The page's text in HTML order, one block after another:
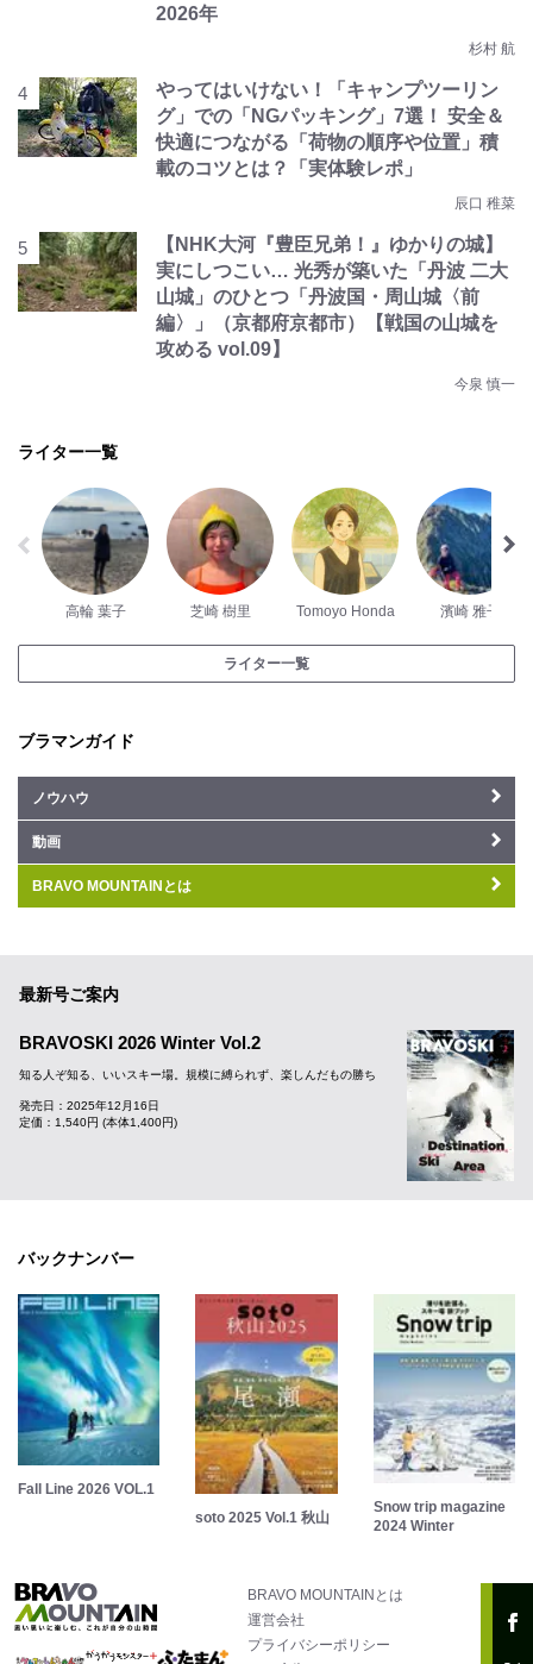
2026年
杉村 航
やってはいけない！「キャンプツーリン
グ」での「NGパッキング」7選！ 安全＆
快適につながる「荷物の順序や位置」積
載のコツとは？「実体験レポ」
辰口 稚菜
【NHK大河『豊臣兄弟！』ゆかりの城】
実にしつこい… 光秀が築いた「丹波 二大
山城」のひとつ「丹波国・周山城〈前
編〉」（京都府京都市）【戦国の山城を
攻める vol.09】
今泉 慎一
ライター一覧
高輪 葉子 芝崎 樹里 Tomoyo Honda 濱崎 雅子
ライター一覧
ブラマンガイド
ノウハウ
動画
BRAVO MOUNTAINとは
最新号ご案内
BRAVOSKI 2026 Winter Vol.2
知る人ぞ知る、いいスキー場。規模に縛られず、楽しんだもの勝ち
発売日：2025年12月16日
定価：1,540円 (本体1,400円)
バックナンバー
Fall Line 2026 VOL.1
soto 2025 Vol.1 秋山
Snow trip magazine
2024 Winter
BRAVO MOUNTAINとは
運営会社
プライバシーポリシー